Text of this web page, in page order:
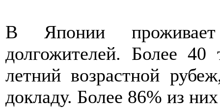
В Японии
долгожителей. Более 40
летний возрастной
докладу. Более 86% из